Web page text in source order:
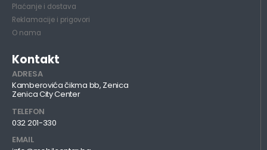
Plaćanje i dostava
Reklamacije i prigovori
O nama
Kontakt
ADRESA
Kamberovića čikma bb, Zenica
Zenica City Center
TELEFON
032 201-330
EMAIL